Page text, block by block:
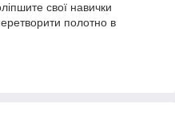
свої навички
полотно в